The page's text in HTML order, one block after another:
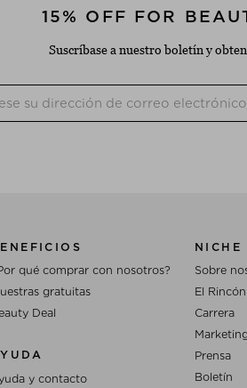
15% OFF FOR
Suscríbase a nuestro boletín y
qué comprar con nosotros?
gratuitas
Deal
y contacto
NICHE
Sobre
El
Carrera
Prensa
Boletín